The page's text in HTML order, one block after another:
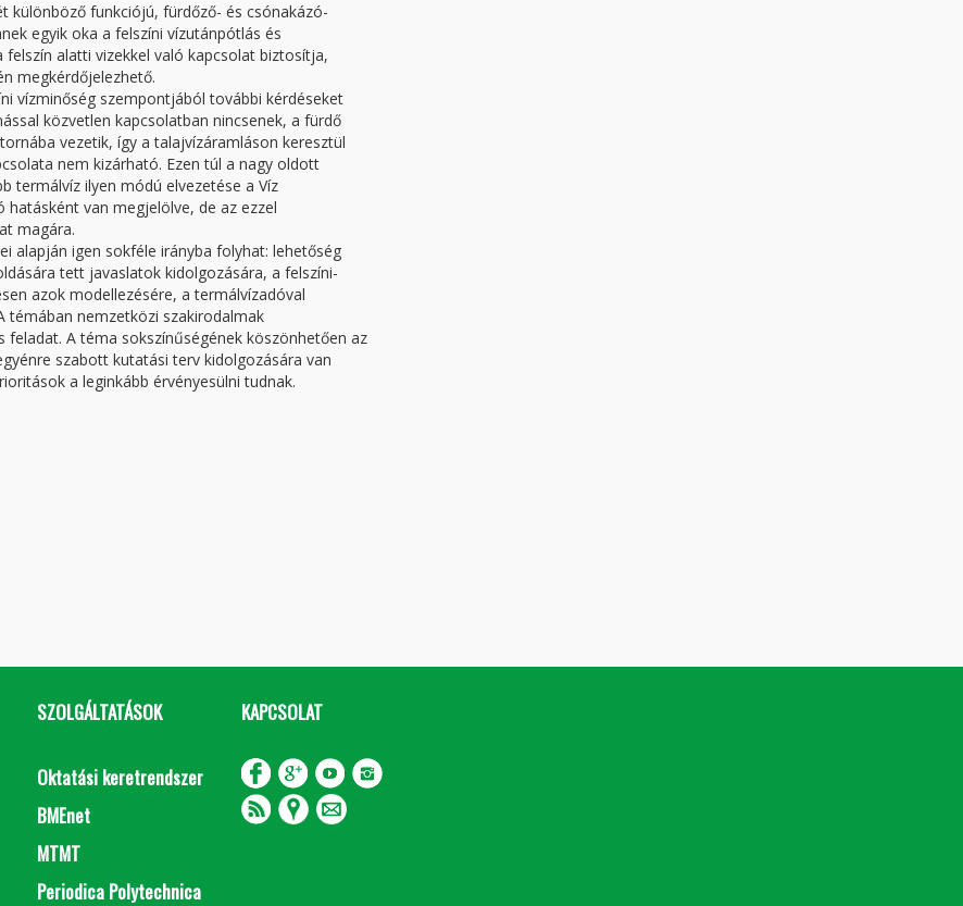
különböző funkciójú, fürdőző- és csónakázó-
egyik oka a felszíni vízutánpótlás és
alatti vizekkel való kapcsolat biztosítja,
megkérdőjelezhető.
vízminőség szempontjából további kérdéseket
közvetlen kapcsolatban nincsenek, a fürdő
vezetik, így a talajvízáramláson keresztül
nem kizárható. Ezen túl a nagy oldott
termálvíz ilyen módú elvezetése a Víz
van megjelölve, de az ezzel
magára.
alapján igen sokféle irányba folyhat: lehetőség
tett javaslatok kidolgozására, a felszíni-
azok modellezésére, a termálvízadóval
témában nemzetközi szakirodalmak
A téma sokszínűségének köszönhetően az
szabott kutatási terv kidolgozására van
a leginkább érvényesülni tudnak.
SZOLGÁLTATÁSOK
Oktatási keretrendszer
BMEnet
MTMT
Periodica Polytechnica
KAPCSOLAT